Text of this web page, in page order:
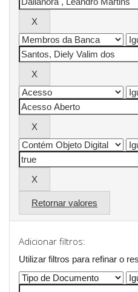
Retornar valores
Adicionar filtros:
Utilizar filtros para refinar o